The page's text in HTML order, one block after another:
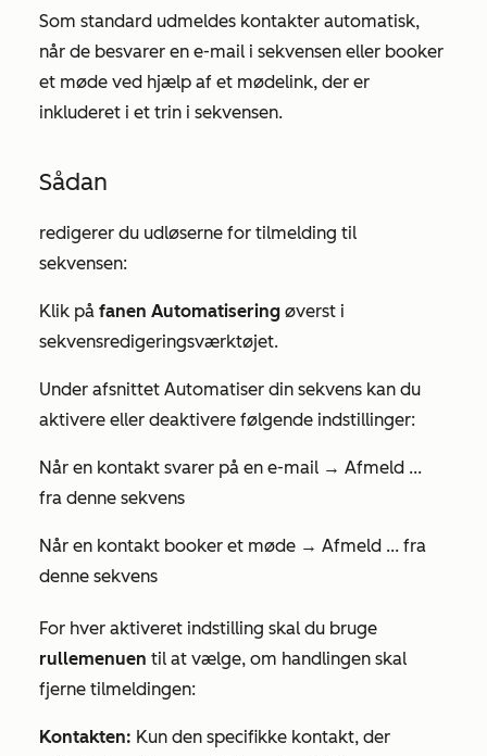
Som standard udmeldes kontakter automatisk,
når de besvarer en e-mail i sekvensen eller booker
et møde ved hjælp af et mødelink, der er
inkluderet i et trin i sekvensen.
Sådan
redigerer du udløserne for tilmelding til
sekvensen:
Klik på fanen Automatisering øverst i
sekvensredigeringsværktøjet.
Under afsnittet Automatiser din sekvens kan du
aktivere eller deaktivere følgende indstillinger:
Når en kontakt svarer på en e-mail → Afmeld ...
fra denne sekvens
Når en kontakt booker et møde → Afmeld ... fra
denne sekvens
For hver aktiveret indstilling skal du bruge
rullemenuen til at vælge, om handlingen skal
fjerne tilmeldingen:
Kontakten: Kun den specifikke kontakt, der